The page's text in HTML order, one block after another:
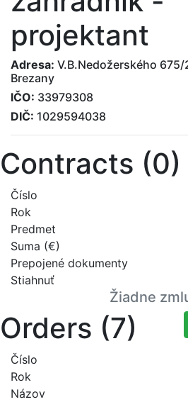
projektant
Adresa: V.B.Nedožerského
Brezany
IČO: 33979308
DIČ: 1029594038
Contracts (0)
Číslo
Rok
Predmet
Suma (€)
Prepojené dokumenty
Stiahnuť
Žiadne
Orders (7)
Číslo
Rok
Názov